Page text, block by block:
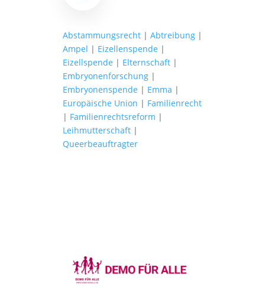
Abstammungsrecht| Abtreibung|
Ampel | Eizellenspende |
Eizellspende | Elternschaft|
Embryonenforschung|
Embryonenspende | Emma |
Europäische Union | Familienrecht
| Familienrechtsreform |
Leihmutterschaft|
Queerbeauftragter